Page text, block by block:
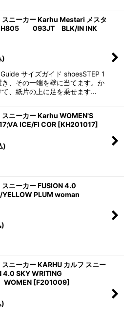
スニーカー Karhu Mestari メスタ
093JT BLK/IN INK
)
サイズガイド shoesSTEP 1
き、その一端を壁に当てます。か
て、紙片の上に足を乗せます…
スニーカー Karhu WOMEN'S
ICE/FI COR [KH201017]
)
ニーカー FUSION 4.0
YELLOW PLUM woman
)
ニーカー KARHU カルフ スニー
SKY WRITING
[F201009]
)